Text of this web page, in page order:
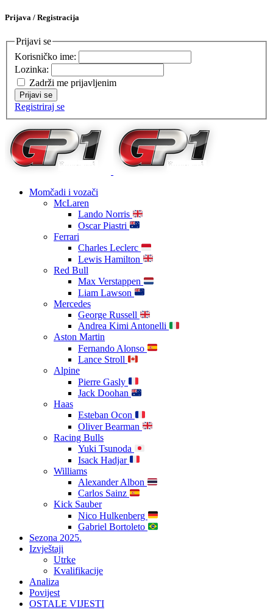
Prijava / Registracija
Prijavi se
Korisničko ime:
Lozinka:
Zadrži me prijavljenim
Prijavi se
Registriraj se
Momčadi i vozači
McLaren
Lando Norris
Oscar Piastri
Ferrari
Charles Leclerc
Lewis Hamilton
Red Bull
Max Verstappen
Liam Lawson
Mercedes
George Russell
Andrea Kimi Antonelli
Aston Martin
Fernando Alonso
Lance Stroll
Alpine
Pierre Gasly
Jack Doohan
Haas
Esteban Ocon
Oliver Bearman
Racing Bulls
Yuki Tsunoda
Isack Hadjar
Williams
Alexander Albon
Carlos Sainz
Kick Sauber
Nico Hulkenberg
Gabriel Bortoleto
Sezona 2025.
Izvještaji
Utrke
Kvalifikacije
Analiza
Povijest
OSTALE VIJESTI